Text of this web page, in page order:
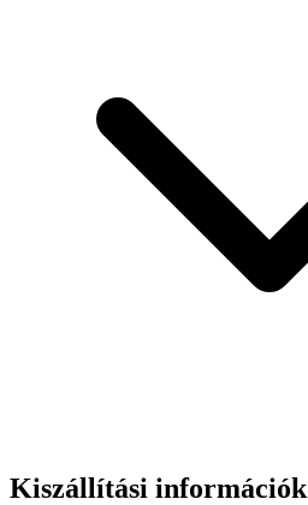
Kiszállítási információk